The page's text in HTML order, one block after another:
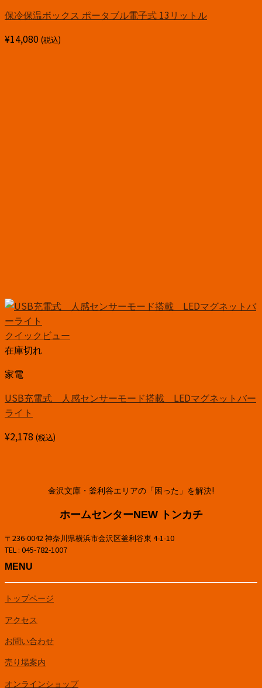
保冷保温ボックス ポータブル電子式 13リットル
¥14,080 (税込)
クイックビュー
在庫切れ
家電
USB充電式 人感センサーモード搭載 LEDマグネットバー
ライト
¥2,178 (税込)
金沢文庫・釜利谷エリアの「困った」を解決!
ホームセンターNEW トンカチ
〒236-0042 神奈川県横浜市金沢区釜利谷東 4-1-10
TEL : 045-782-1007
MENU
トップページ
アクセス
お問い合わせ
売り場案内
オンラインショップ